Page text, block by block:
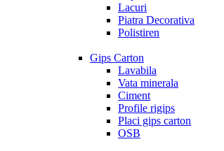
Lacuri
Piatra Decorativa
Polistiren
Gips Carton
Lavabila
Vata minerala
Ciment
Profile rigips
Placi gips carton
OSB